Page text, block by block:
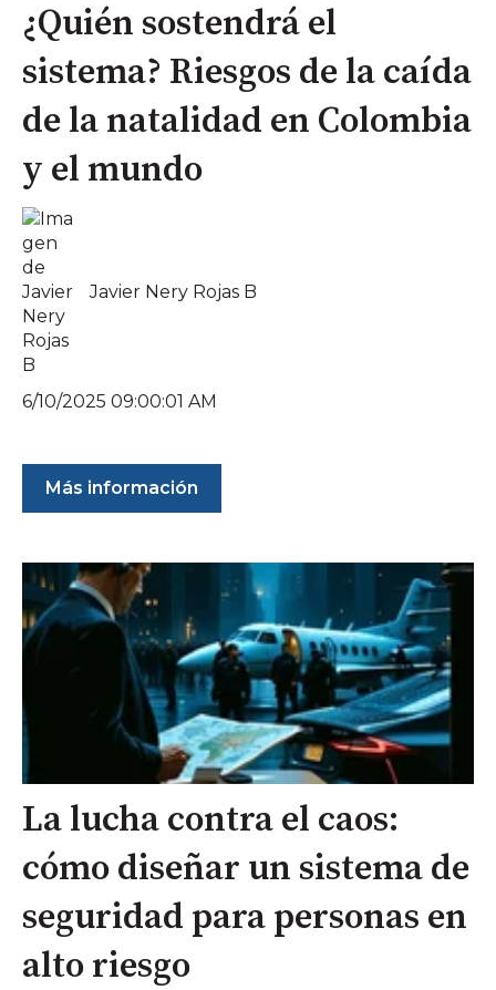
¿Quién sostendrá el
sistema? Riesgos de la caída
de la natalidad en Colombia
y el mundo
Javier Nery Rojas B
6/10/2025 09:00:01 AM
Más información
La lucha contra el caos:
cómo diseñar un sistema de
seguridad para personas en
alto riesgo